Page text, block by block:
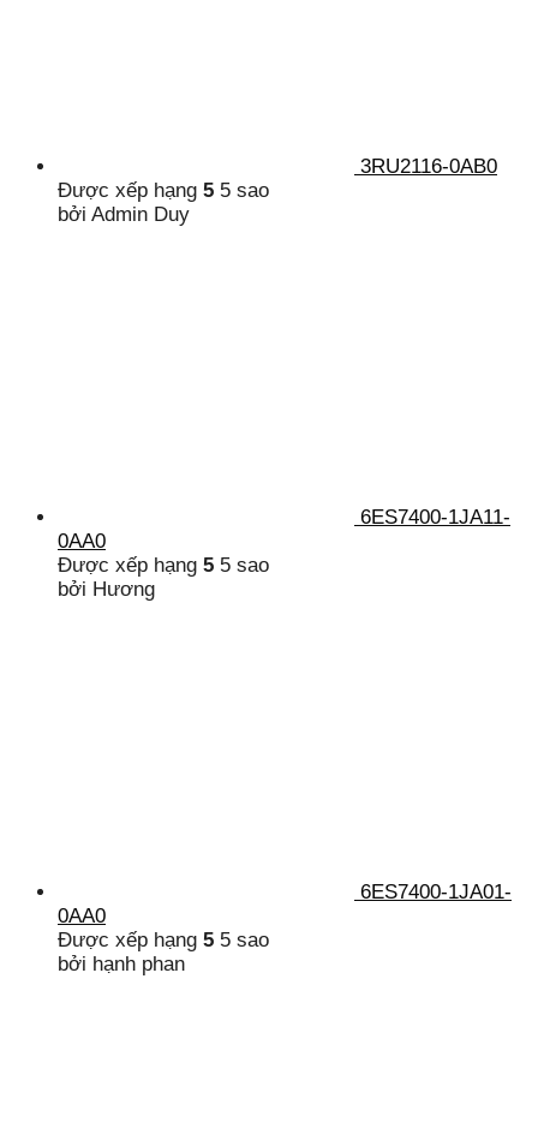
3RU2116-0AB0
Được xếp hạng 5 5 sao
bởi Admin Duy
6ES7400-1JA11-
0AA0
Được xếp hạng 5 5 sao
bởi Hương
6ES7400-1JA01-
0AA0
Được xếp hạng 5 5 sao
bởi hạnh phan